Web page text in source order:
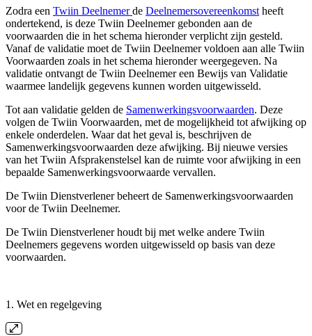
Zodra een Twiin Deelnemerde Deelnemersovereenkomst heeft
ondertekend, is deze Twiin Deelnemer gebonden aan de
voorwaarden die in het schema hieronder verplicht zijn gesteld.
Vanaf de validatie moet de Twiin Deelnemer voldoen aan alle Twiin
Voorwaarden zoals in het schema hieronder weergegeven. Na
validatie ontvangt de Twiin Deelnemer een Bewijs van Validatie
waarmee landelijk gegevens kunnen worden uitgewisseld.
Tot aan validatie gelden de Samenwerkingsvoorwaarden. Deze
volgen de Twiin Voorwaarden, met de mogelijkheid tot afwijking op
enkele onderdelen. Waar dat het geval is, beschrijven de
Samenwerkingsvoorwaarden deze afwijking. Bij nieuwe versies
van het Twiin Afsprakenstelsel kan de ruimte voor afwijking in een
bepaalde Samenwerkingsvoorwaarde vervallen.
De Twiin Dienstverlener beheert de Samenwerkingsvoorwaarden
voor de Twiin Deelnemer.
De Twiin Dienstverlener houdt bij met welke andere Twiin
Deelnemers gegevens worden uitgewisseld op basis van deze
voorwaarden.
1. Wet en regelgeving